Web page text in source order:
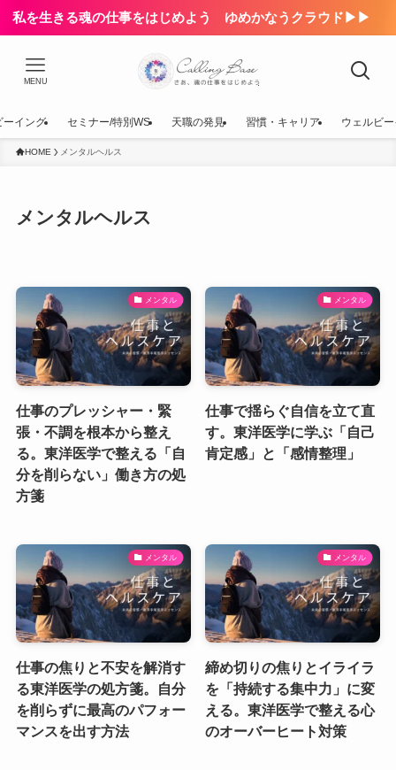
私を生きる魂の仕事をはじめよう ゆめかなうクラウド▶▶
MENU
ーイング セミナー/特別WS 天職の発見 習慣・キャリア ウェルビ
HOME メンタルヘルス
メンタルヘルス
メンタル
仕事のプレッシャー・緊
張・不調を根本から整え
る。東洋医学で整える「自
分を削らない」働き方の処
方箋
メンタル
仕事で揺らぐ自信を立て直
す。東洋医学に学ぶ「自己
肯定感」と「感情整理」
メンタル
仕事の焦りと不安を解消す
る東洋医学の処方箋。自分
を削らずに最高のパフォー
マンスを出す方法
メンタル
締め切りの焦りとイライラ
を「持続する集中力」に変
える。東洋医学で整える心
のオーバーヒート対策